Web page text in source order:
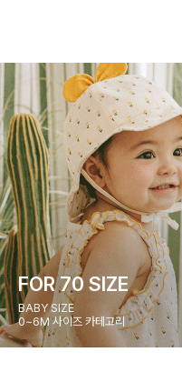
FOR 70 SIZE
BABY SIZE
0~6M 사이즈 카테고리